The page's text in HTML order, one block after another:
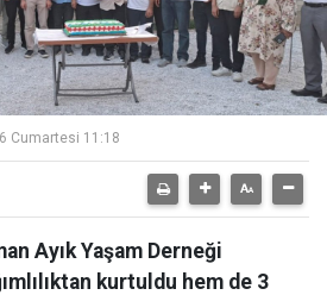
Cumartesi 11:18
Ayık Yaşam Derneği
kurtuldu hem de 3